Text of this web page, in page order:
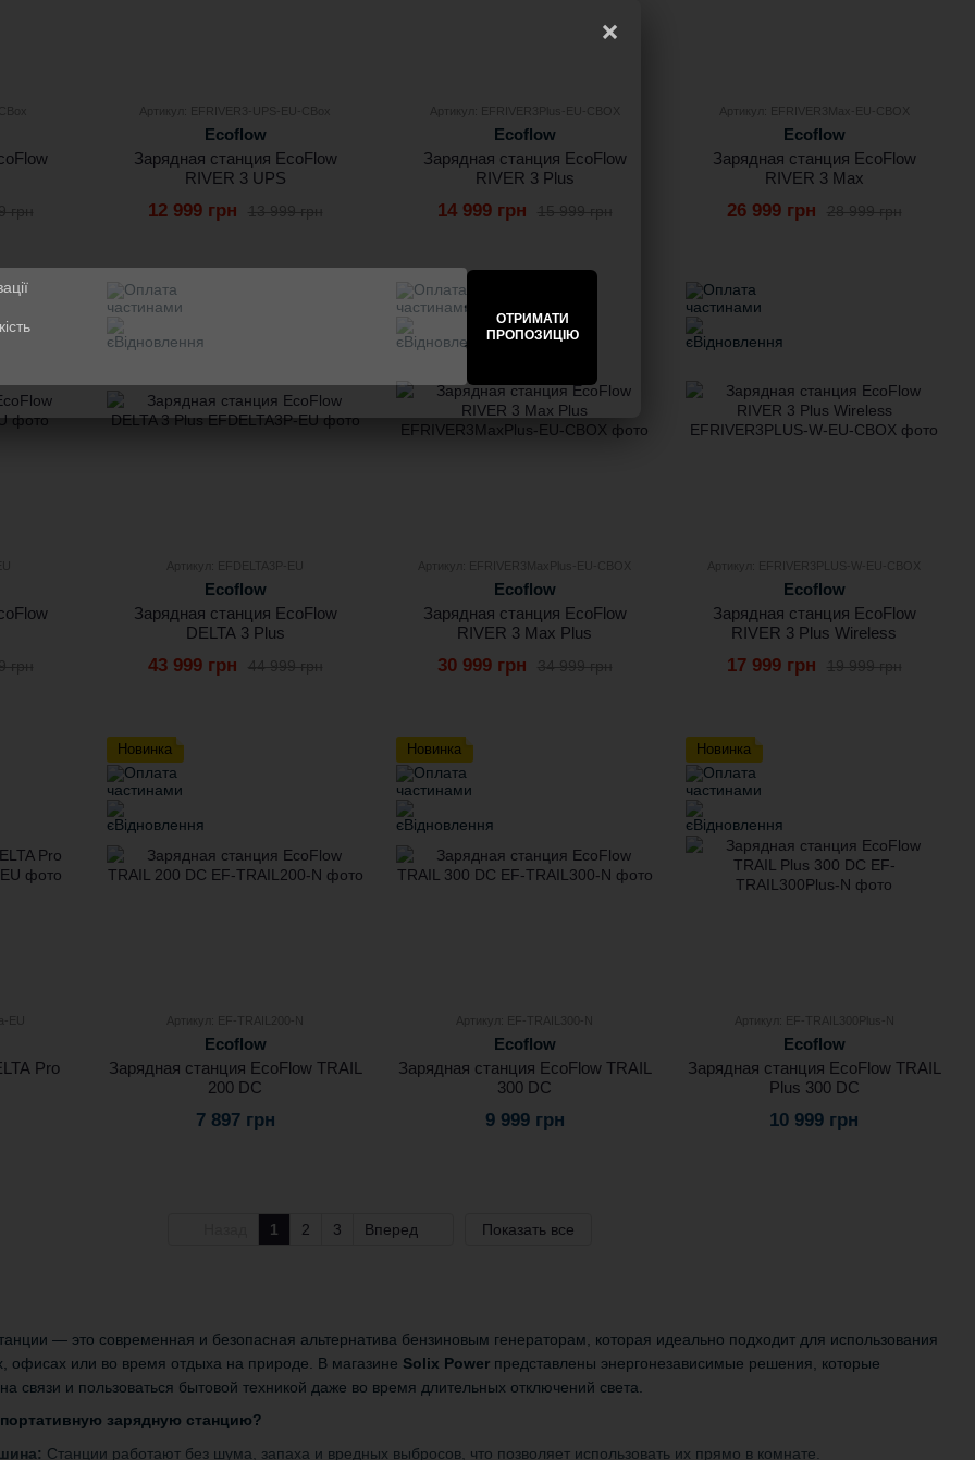
— это современная и безопасная альтернатива бензиновым генераторам, которая идеально подходит для использования
офисах или во время отдыха на природе. В магазине Solix Power представлены энергонезависимые решения, которые
связи и пользоваться бытовой техникой даже во время длительных отключений света.
зарядную станцию?
Станции работают без шума, запаха и вредных выбросов, что позволяет использовать их прямо в комнате.
Ecoflow
Зарядная станция EcoFlow
RIVER 3 UPS
12 999 грн
Ecoflow
Зарядная станция EcoFlow
RIVER 3 Plus
14 999 грн
Ecoflow
Зарядная станция EcoFlow
RIVER 3 Max
28 999 грн
26 999 грн
Ecoflow
Зарядная станция EcoFlow
DELTA 3 Plus
43 999 грн
Ecoflow
Зарядная станция EcoFlow
RIVER 3 Max Plus
30 999 грн
Ecoflow
Зарядная станция EcoFlow
RIVER 3 Plus Wireless
19 999 грн
17 999 грн
EU
Pro
Новинка
Артикул: EF-TRAIL200-N
Ecoflow
Зарядная станция EcoFlow TRAIL
200 DC
7 897 грн
Новинка
Артикул: EF-TRAIL300-N
Ecoflow
Зарядная станция EcoFlow TRAIL
300 DC
9 999 грн
Новинка
Артикул: EF-TRAIL300Plus-N
Ecoflow
Зарядная станция EcoFlow TRAIL
Plus 300 DC
10 999 грн
1 2 3 Вперед Показать все
×
ОТРИМАТИ
ПРОПОЗИЦІЮ